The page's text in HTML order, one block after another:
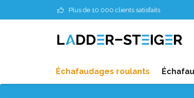
Plus de 10 000 clients satisfaits
Échafaudages roulants